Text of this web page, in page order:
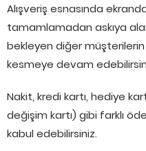
Alışveriş esnasında
tamamlamadan askıya
bekleyen diğer
kesmeye devam
Nakit, kredi kartı, hediye
değişim kartı) gibi farklı
kabul edebilirsiniz.